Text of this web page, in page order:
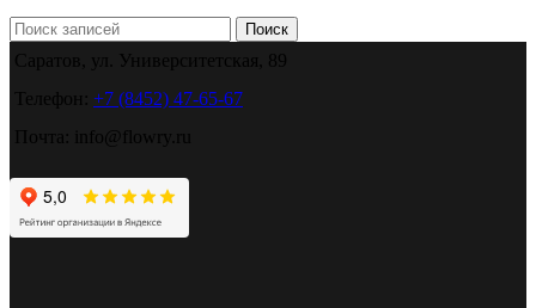
Поиск
Саратов, ул. Университетская, 89
Телефон: +7 (8452) 47-65-67
Почта: info@flowry.ru